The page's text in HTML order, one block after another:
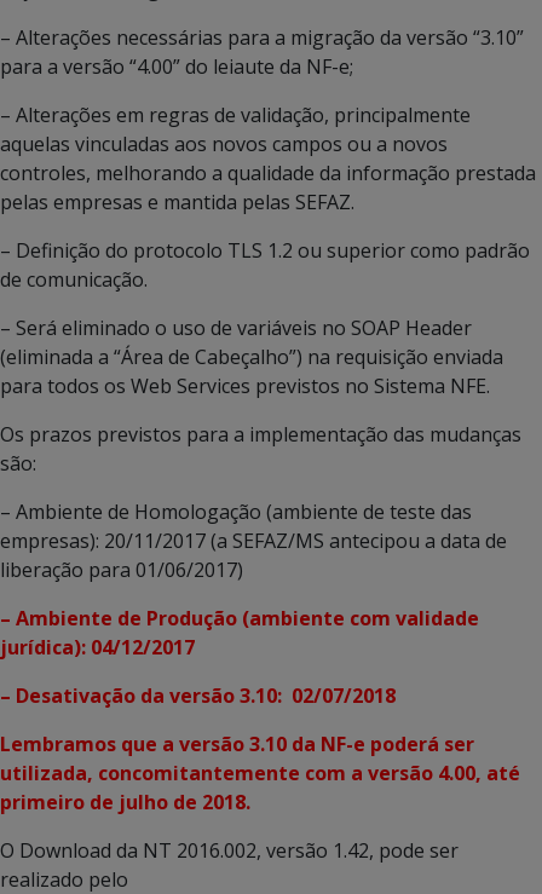
– Alterações necessárias para a migração da versão “3.10”
para a versão “4.00” do leiaute da NF-e;
– Alterações em regras de validação, principalmente
aquelas vinculadas aos novos campos ou a novos
controles, melhorando a qualidade da informação prestada
pelas empresas e mantida pelas SEFAZ.
– Definição do protocolo TLS 1.2 ou superior como padrão
de comunicação.
– Será eliminado o uso de variáveis no SOAP Header
(eliminada a “Área de Cabeçalho”) na requisição enviada
para todos os Web Services previstos no Sistema NFE.
Os prazos previstos para a implementação das mudanças
são:
– Ambiente de Homologação (ambiente de teste das
empresas): 20/11/2017 (a SEFAZ/MS antecipou a data de
liberação para 01/06/2017)
– Ambiente de Produção (ambiente com validade
jurídica): 04/12/2017
– Desativação da versão 3.10: 02/07/2018
Lembramos que a versão 3.10 da NF-e poderá ser
utilizada, concomitantemente com a versão 4.00, até
primeiro de julho de 2018.
O Download da NT 2016.002, versão 1.42, pode ser
realizado pelo